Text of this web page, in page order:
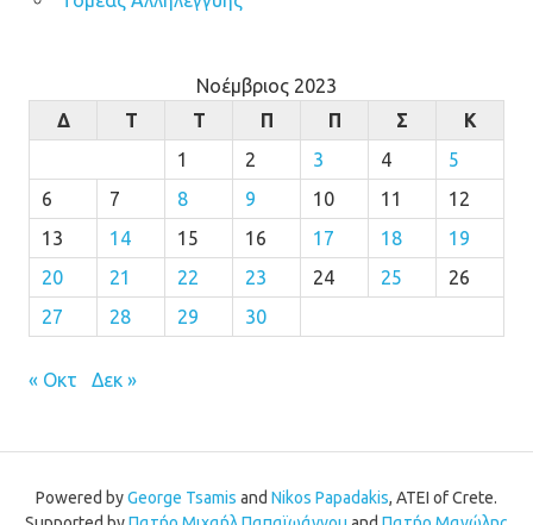
Νοέμβριος 2023
Δ
Τ Τ Π Π Σ
Κ
1
2 3 4
5
6
7 8 9 10 11
12
13
14 15 16 17 18
19
20
21 22 23 24 25
26
27
28 29 30
« Οκτ Δεκ »
Powered byGeorge Tsamis and Nikos Papadakis, ATEI of Crete.